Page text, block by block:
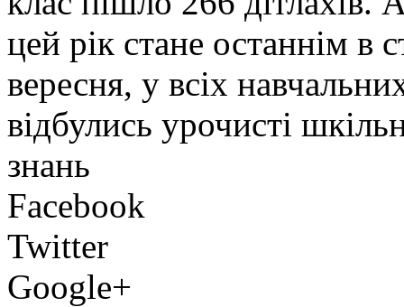
цей рік стане останнім в
вересня, у всіх
відбулись урочисті
знань
Facebook
Twitter
Google+